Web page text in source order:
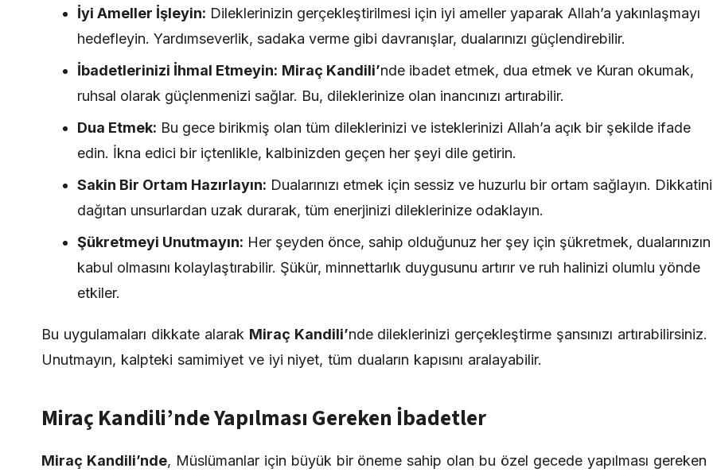
İyi Ameller İşleyin: Dileklerinizin gerçekleştirilmesi için iyi ameller yaparak Allah’a yakınlaşmayı
hedefleyin. Yardımseverlik, sadaka verme gibi davranışlar, dualarınızı güçlendirebilir.
İbadetlerinizi İhmal Etmeyin: Miraç Kandili’nde ibadet etmek, dua etmek ve Kuran okumak,
ruhsal olarak güçlenmenizi sağlar. Bu, dileklerinize olan inancınızı artırabilir.
Dua Etmek: Bu gece birikmiş olan tüm dileklerinizi ve isteklerinizi Allah’a açık bir şekilde ifade
edin. İkna edici bir içtenlikle, kalbinizden geçen her şeyi dile getirin.
Sakin Bir Ortam Hazırlayın: Dualarınızı etmek için sessiz ve huzurlu bir ortam sağlayın.
dağıtan unsurlardan uzak durarak, tüm enerjinizi dileklerinize odaklayın.
Şükretmeyi Unutmayın: Her şeyden önce, sahip olduğunuz her şey için şükretmek, dualarınızın
kabul olmasını kolaylaştırabilir. Şükür, minnettarlık duygusunu artırır ve ruh halinizi olumlu yönde
etkiler.
Bu uygulamaları dikkate alarak Miraç Kandili’nde dileklerinizi gerçekleştirme şansınızı artırabilirsiniz.
Unutmayın, kalpteki samimiyet ve iyi niyet, tüm duaların kapısını aralayabilir.
Miraç Kandili’nde Yapılması Gereken İbadetler
Miraç Kandili’nde, Müslümanlar için büyük bir öneme sahip olan bu özel gecede yapılması gereken